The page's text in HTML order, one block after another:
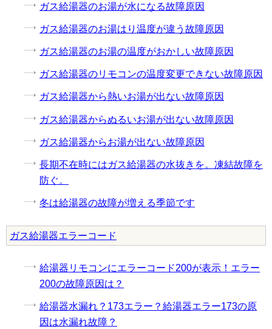
ガス給湯器のお湯が水になる故障原因
ガス給湯器のお湯はり温度が違う故障原因
ガス給湯器のお湯の温度がおかしい故障原因
ガス給湯器のリモコンの温度変更できない故障原因
ガス給湯器から熱いお湯が出ない故障原因
ガス給湯器からぬるいお湯が出ない故障原因
ガス給湯器からお湯が出ない故障原因
長期不在時にはガス給湯器の水抜きを。凍結故障を
防ぐ。
冬は給湯器の故障が増える季節です
ガス給湯器エラーコード
給湯器リモコンにエラーコード200が表示！エラー
200の故障原因は？
給湯器水漏れ？173エラー？給湯器エラー173の原
因は水漏れ故障？